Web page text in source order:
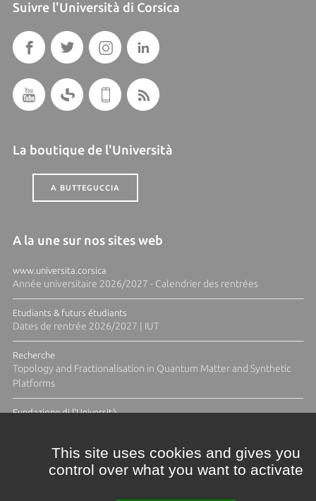
Suivre l'Università di Corsica
La boutique de l'Università
A BUTTEGUCCIA
A la une sur nos sites web
www.universita.corsica
Année universitaire 2026/2027 - Calendrier des rentrées
Etudiants & futurs étudiants
Dates de rentrée 2026/2027 | IUT
Recherche
Topology and Fractionalisation in Quantum Matter and Synthetic
Platforms
Fundazione di l'Università
This site uses cookies and gives you
control over what you want to activate